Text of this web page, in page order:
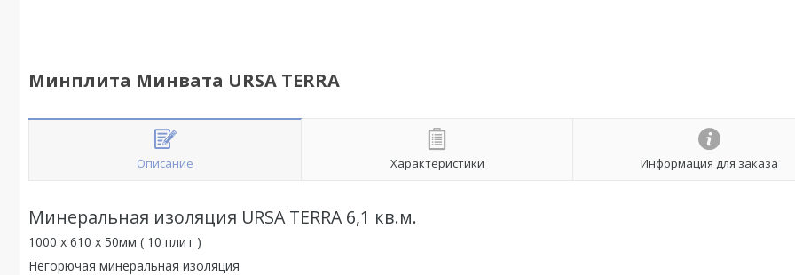
Минплита Минвата URSA TERRA
Описание Характеристики Информация для заказа
Минеральная изоляция URSA TERRA 6,1 кв.м.
1000 х 610 х 50мм ( 10 плит )
Негорючая минеральная изоляция